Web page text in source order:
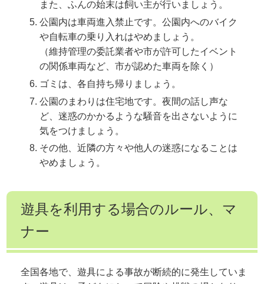
また、ふんの始末は飼い主が行いましょう。
公園内は車両進入禁止です。公園内へのバイク
や自転車の乗り入れはやめましょう。
（維持管理の委託業者や市が許可したイベント
の関係車両など、市が認めた車両を除く）
ゴミは、各自持ち帰りましょう。
公園のまわりは住宅地です。夜間の話し声な
ど、迷惑のかかるような騒音を出さないように
気をつけましょう。
その他、近隣の方々や他人の迷惑になることは
やめましょう。
遊具を利用する場合のルール、マ
ナー
全国各地で、遊具による事故が断続的に発生していま